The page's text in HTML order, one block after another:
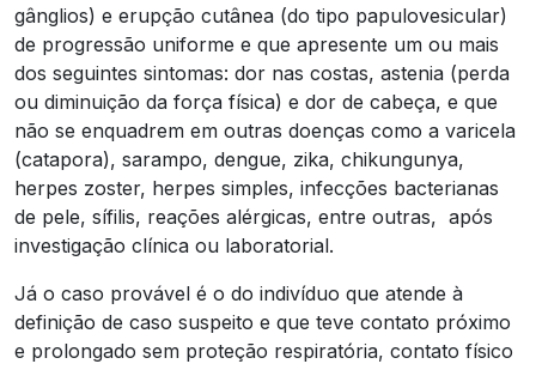
gânglios) e erupção cutânea (do tipo papulovesicular)
de progressão uniforme e que apresente um ou mais
dos seguintes sintomas: dor nas costas, astenia (perda
ou diminuição da força física) e dor de cabeça, e que
não se enquadrem em outras doenças como a varicela
(catapora), sarampo, dengue, zika, chikungunya,
herpes zoster, herpes simples, infecções bacterianas
de pele, sífilis, reações alérgicas, entre outras, após
investigação clínica ou laboratorial.
Já o caso provável é o do indivíduo que atende à
definição de caso suspeito e que teve contato próximo
e prolongado sem proteção respiratória, contato físico